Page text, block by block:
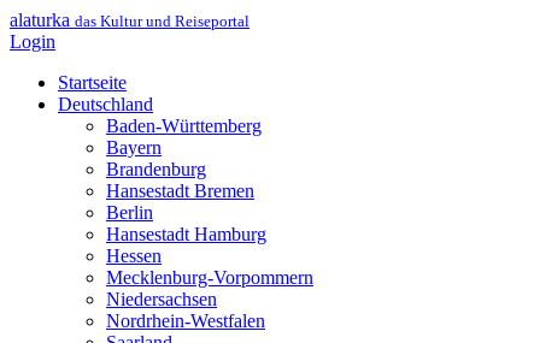
alaturka das Kultur und Reiseportal
Login
Startseite
Deutschland
Baden-Württemberg
Bayern
Brandenburg
Hansestadt Bremen
Berlin
Hansestadt Hamburg
Hessen
Mecklenburg-Vorpommern
Niedersachsen
Nordrhein-Westfalen